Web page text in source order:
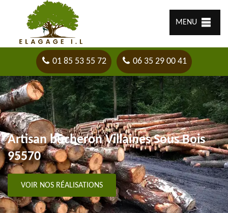
MENU
01 85 53 55 72 06 35 29 00 41
Artisan bûcheron Villaines Sous Bois
95570
VOIR NOS RÉALISATIONS